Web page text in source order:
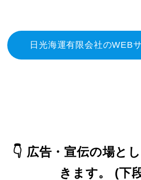
日光海運有限会社のWEB
👇 広告・宣伝の場と
きます。
(下